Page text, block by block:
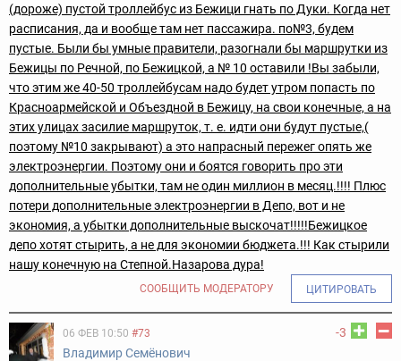
(дороже) пустой троллейбус из Бежици гнать по Дуки. Когда нет
расписания, да и вообще там нет пассажира. по№3, будем
пустые. Были бы умные правители, разогнали бы маршрутки из
Бежицы по Речной, по Бежицкой, а № 10 оставили !Вы забыли,
что этим же 40-50 троллейбусам надо будет утром попасть по
Красноармейской и Объездной в Бежицу, на свои конечные, а на
этих улицах засилие маршруток, т. е. идти они будут пустые,(
поэтому №10 закрывают) а это напрасный пережег опять же
электроэнергии. Поэтому они и боятся говорить про эти
дополнительные убытки, там не один миллион в месяц.!!!! Плюс
потери дополнительные электроэнергии в Депо, вот и не
экономия, а убытки дополнительные выскочат!!!!!Бежицкое
депо хотят стырить, а не для экономии бюджета.!!! Как стырили
нашу конечную на Степной.Назарова дура!
СООБЩИТЬ МОДЕРАТОРУ ЦИТИРОВАТЬ
-3
06 ФЕВ 10:50 #73
Владимир Семёнович